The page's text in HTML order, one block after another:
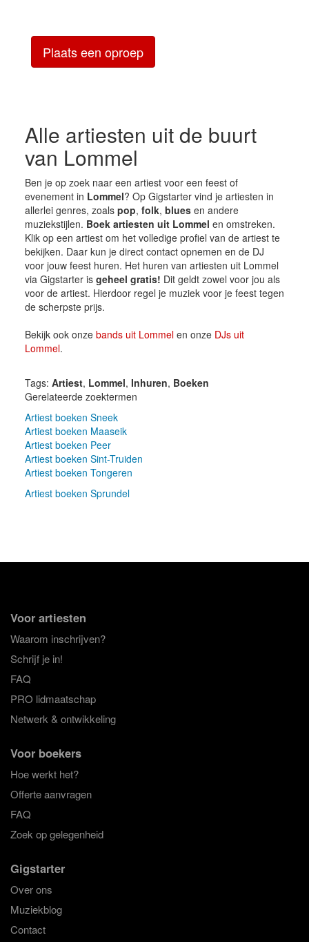
Plaats een oproep
Alle artiesten uit de buurt
van Lommel
Ben je op zoek naar een artiest voor een feest of
evenement in Lommel? Op Gigstarter vind je artiesten in
allerlei genres, zoals pop, folk, bluesen andere
muziekstijlen. Boek artiesten uit Lommel en omstreken.
Klik op een artiest om het volledige profiel van de artiest te
bekijken. Daar kun je direct contact opnemen en de DJ
voor jouw feest huren. Het huren van artiesten uit Lommel
via Gigstarter is geheel gratis! Dit geldt zowel voor jou als
voor de artiest. Hierdoor regel je muziek voor je feest tegen
de scherpste prijs.
Bekijk ook onze bands uit Lommelen onze DJs uit
Lommel.
Tags: Artiest, Lommel, Inhuren, Boeken
Gerelateerde zoektermen
Artiest boeken Sneek
Artiest boeken Maaseik
Artiest boeken Peer
Artiest boeken Sint-Truiden
Artiest boeken Tongeren
Artiest boeken Sprundel
Voor artiesten
Waarom inschrijven?
Schrijf je in!
FAQ
PRO lidmaatschap
Netwerk & ontwikkeling
Voor boekers
Hoe werkt het?
Offerte aanvragen
FAQ
Zoek op gelegenheid
Gigstarter
Over ons
Muziekblog
Contact